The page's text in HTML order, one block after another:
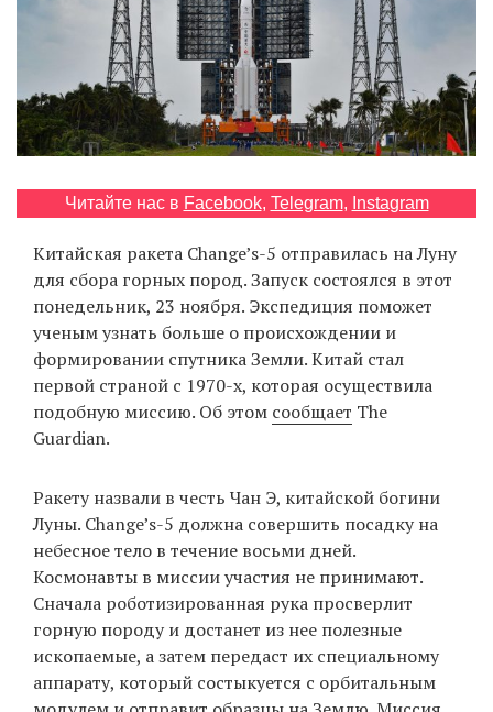
EN
UA
Читайте нас в Facebook, Telegram, Instagram
Китайская ракета Change’s-5 отправилась на Луну
для сбора горных пород. Запуск состоялся в этот
понедельник, 23 ноября. Экспедиция поможет
ученым узнать больше о происхождении и
формировании спутника Земли. Китай стал
первой страной с 1970-х, которая осуществила
подобную миссию. Об этом сообщает The
Guardian.
Ракету назвали в честь Чан Э, китайской богини
Луны. Change’s-5 должна совершить посадку на
небесное тело в течение восьми дней.
Космонавты в миссии участия не принимают.
Сначала роботизированная рука просверлит
горную породу и достанет из нее полезные
ископаемые, а затем передаст их специальному
аппарату, который состыкуется с орбитальным